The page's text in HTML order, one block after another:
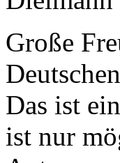
Große
Das ist
ist nur